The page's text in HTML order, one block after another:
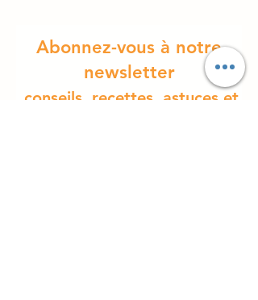
Abonnez-vous à notre
newsletter
conseils, recettes, astuces et